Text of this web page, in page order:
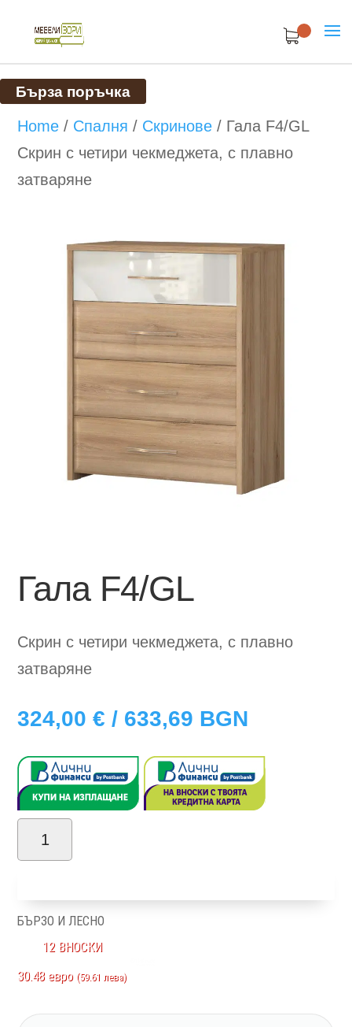
Бърза поръчка
Home / Спалня / Скринове / Гала F4/GL
Скрин с четири чекмеджета, с плавно
затваряне
Гала F4/GL
Скрин с четири чекмеджета, с плавно
затваряне
324,00€ / 633,69 BGN
количество
за
БЪРЗО И ЛЕСНО
12 ВНОСКИ
30.48 евро (59.61 лева)